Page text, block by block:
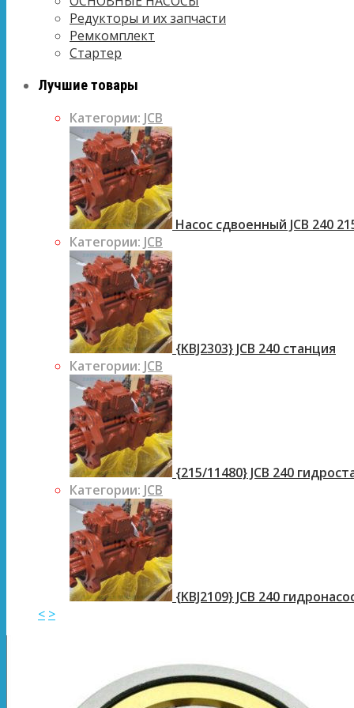
Редукторы и их запчасти
Ремкомплект
Стартер
Лучшие товары
Категории: JCB
Насос сдвоенный JCB 240
Категории: JCB
{KBJ2303} JCB 240 станция
Категории: JCB
{215/11480} JCB 240
Категории: JCB
{KBJ2109} JCB 240
< >